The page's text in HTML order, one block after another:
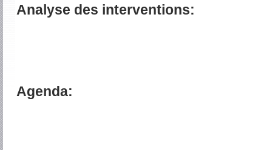
Analyse des interventions:
Agenda: